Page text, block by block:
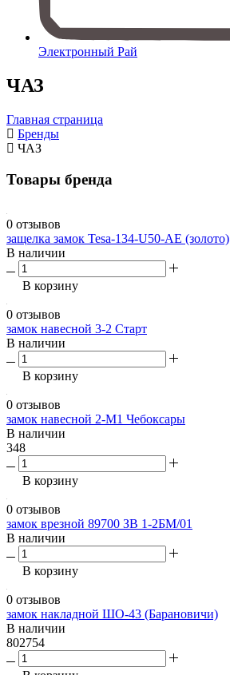
Электронный Рай
ЧАЗ
Главная страница
Бренды
ЧАЗ
Товары бренда
0 отзывов
защелка замок Tesa-134-U50-AE (золото)
В наличии
В корзину
0 отзывов
замок навесной 3-2 Старт
В наличии
В корзину
0 отзывов
замок навесной 2-М1 Чебоксары
В наличии
348
В корзину
0 отзывов
замок врезной 89700 ЗВ 1-2БМ/01
В наличии
В корзину
0 отзывов
замок накладной ШО-43 (Барановичи)
В наличии
802754